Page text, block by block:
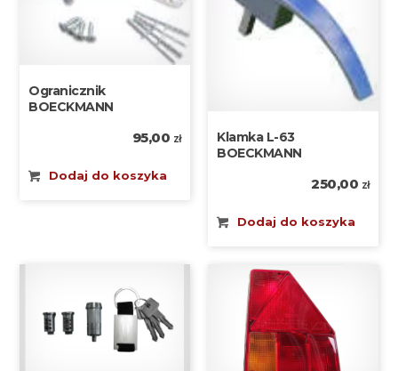
Ogranicznik
BOECKMANN
95,00 zł
Dodaj do koszyka
Klamka L-63
BOECKMANN
250,00 zł
Dodaj do koszyka